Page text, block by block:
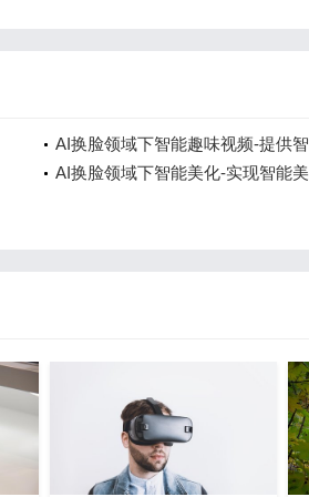
AI换脸领域下智能趣味视频-提供
务
AI换脸领域下智能美化-实现智能